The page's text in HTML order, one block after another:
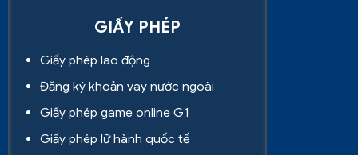
GIẤY PHÉP
Giấy phép lao động
Đăng ký khoản vay nước ngoài
Giấy phép game online G1
Giấy phép lữ hành quốc tế